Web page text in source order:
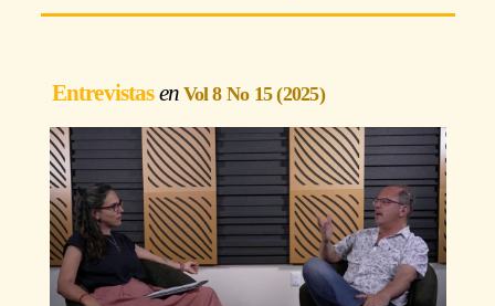
Entrevistas Vol 8 No 15 (2025)